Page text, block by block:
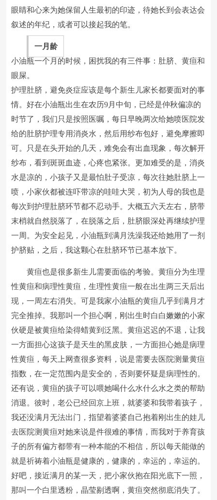
眼睛和心来为她保留人生最初的印迹，待她长到会表达会
叙述的年纪，或者可以接起我的笔。
一月龄
小油瓶一个月的时候，困扰我的有三件事：肚脐、黄疸和
眼屎。
护理肚脐，避免炎症应该是每个新生儿家长都要面对的事
情。好在小油瓶出生在农历9月中旬，已经是仲秋偏凉的
时节了，我们只是按照医嘱，每日早晚两次给她喷医院发
给的肚脐护理专用消炎水，然后用纱布包好，避免摩擦即
可。只是在头开始的几天，难免会有出血现象，每次解开
纱布，看到斑斑血迹，心疼也紧张。更加难受的是，消炎
水是凉的，小孩子又是最怕肚子受凉，每次往她肚脐上一
喷，小家伙都被连吓带凉的哇哇大哭，初为人母的我也是
每次到护理肚脐环节都不忍动手。大概五六天左右，脐带
末梢就自然脱落了，在脱落之后，肚脐眼深处再继续护理
一周。为安全起见，小油瓶到满月洗澡我还给她用了一剂
护脐贴，之后，我这颗心在肚脐环节已基本放下。
黄疸也是很多新生儿需要面临的考验。黄疸分为生理
性黄疸和病理性黄疸，生理性黄疸一般在出生两三天后出
现，一周左右消失。可是我家小油瓶的黄疸几乎到满月才
完全推掉。我那叫一个担心啊，刚出生时白白嫩嫩的小家
伙硬是被黄疸给染得蜡黄到泛黑。黄疸迟迟的不退，让我
一方面担心这孩子是天生的黑皮肤，一方面担心她是病理
性黄疸，每天上网查很多资料，说是需要去医院测量黄疸
指数，在一定范围内是安全的，否则要怀疑是病理性的。
还有说，黄疸的孩子可以喂她喝什么水什么水之类的帮助
消退。彼时，老公已经回京上班，就婆婆和我带着孩子，
我还没满月无法出门，指望着婆婆自己抱着刚出生的娃儿
去医院测黄疸对她来说是件很难的事情，而我对于养育孩
子的所有偏方都带有一种本能的不相信，所以每天能做的
就是祈祷着小油瓶是健康的，健康的，幸运的，幸运的。
好吧，接近满月的某一天，把小家伙抱在阳光底下一照，
那叫一个白里透粉，晶莹剔透啊，黄疸突然彻底消失了。